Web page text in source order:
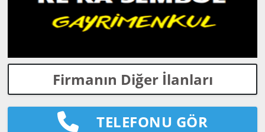
Firmanın Diğer İlanları
TELEFONU GÖR